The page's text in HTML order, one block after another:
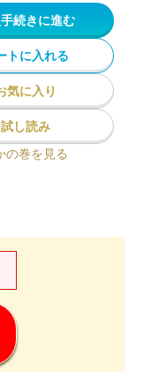
続きに進む
トに入れる
気に入り
試し読み
の巻を見る